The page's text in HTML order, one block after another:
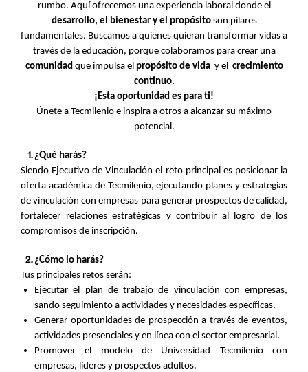
rumbo. Aquí ofrecemos una experiencia laboral donde el
desarrollo, el bienestar y el propósitoson pilares
fundamentales. Buscamos a quienes quieran transformar vidas a
través de la educación, porque colaboramos para crear una
comunidadque impulsa el propósito de vida y el crecimiento
continuo.
¡Esta oportunidad es para ti!
Únete a Tecmilenio e inspira a otros a alcanzar su máximo
potencial.
¿Qué harás?
Siendo Ejecutivo de Vinculación el reto principal es posicionar la
oferta académica de Tecmilenio, ejecutando planes y estrategias
de vinculación con empresas para generar prospectos de calidad,
fortalecer relaciones estratégicas y contribuir al logro de los
compromisos de inscripción.
¿Cómo lo harás?
Tus principales retos serán:
Ejecutar el plan de trabajo de vinculación con empresas,
sando seguimiento a actividades y necesidades específicas.
Generar oportunidades de prospección a través de eventos,
actividades presenciales y en línea con el sector empresarial.
Promover el modelo de Universidad Tecmilenio con
empresas, líderes y prospectos adultos.